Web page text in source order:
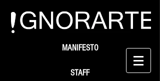
STAFF
MANIFESTO